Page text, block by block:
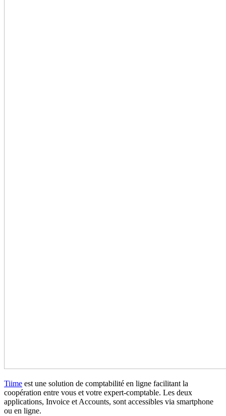
Tiime est une solution de comptabilité en ligne facilitant la
coopération entre vous et votre expert-comptable. Les deux
applications, Invoice et Accounts, sont accessibles via smartphone
ou en ligne.